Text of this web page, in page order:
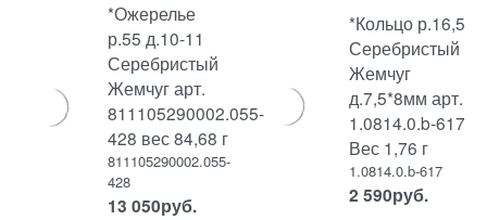
*Ожерелье
р.55 д.10-11
Серебристый
Жемчуг арт.
811105290002.055-
428 вес 84,68 г
811105290002.055-
428
13 050руб.
*Кольцо р.16,5
Серебристый
Жемчуг
д.7,5*8мм арт.
1.0814.0.b-617
Вес 1,76 г
1.0814.0.b-617
2 590руб.